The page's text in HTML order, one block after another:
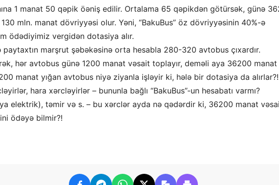
1 manat 50 qəpik öəniş edilir. Ortalama 65 qəpikdən götürsək, günə
mln. manat dövriyyəsi olur. Yəni, “BakuBus” öz dövriyyəsinin 40%-ə
ödədiyimiz vergidən dotasiya alır.
paytaxtın marşrut şəbəkəsinə orta hesabla 280-320 avtobus çıxardır.
hər avtobus günə 1200 manat vəsait toplayır, deməli aya 36200 manat
manat yığan avtobus niyə ziyanla işləyir ki, hələ bir dotasiya da alırlar?!
hara xərcləyirlər – bununla bağlı “BakuBus”-un hesabatı varmı?
elektrik), təmir və s. – bu xərclər ayda nə qədərdir ki, 36200 manat
ödəyə bilmir?!